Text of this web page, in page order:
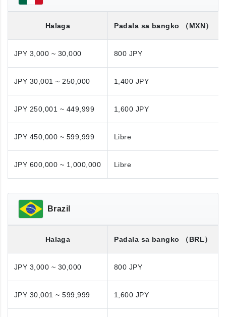
Halaga Padala sa bangko （MXN）
JPY 3,000 ~ 30,000 800 JPY
JPY 30,001 ~ 250,000 1,400 JPY
JPY 250,001 ~ 449,999 1,600 JPY
JPY 450,000 ~ 599,999 Libre
JPY 600,000 ~ 1,000,000 Libre
Brazil
Halaga Padala sa bangko （BRL）
JPY 3,000 ~ 30,000
800 JPY
JPY 30,001 ~ 599,999
1,600 JPY